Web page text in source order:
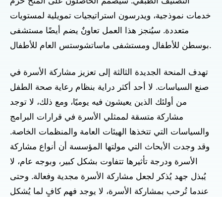
خدمات نموذجية، ويدرسون استراتيجيات تمويلية لمستويات
متعددة. سيُنجز هذا العمل تعاونٌ يضم أيضًا مستشفى
بوسطن للأطفال ومستشفى ماساتشوستس العام للأطفال.
تهدف المنحة الجديدة الثالثة إلى تعزيز مشاركة الأسرة في
صنع السياسات. لا أحد أكثر دراية بنظام رعاية صحة الطفل
من أولئك الذين يعيشون فيه يوميًا، ومع ذلك، لا توجد
مشاركة متسقة لممثلي الأسرة في قرارات البرامج
والسياسات التي تتخذها الهيئات العامة والمنظمات الخاصة.
وقد وجدت الأبحاث التي مولتها المؤسسة أن أنواع مشاركة
الأسرة ودرجة تأثيرها تتفاوت بشكل كبير، وبوجه عام، لا
يُبذل جهد يُذكر لجعل مشاركة الأسرة مجدية وفعالة. وحتى
عندما تُرحب بمشاركة الأسرة، لا يوجد فهم كافٍ لما يُشكل